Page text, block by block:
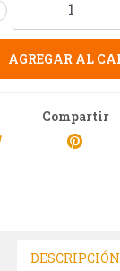
Compartir
DESCRIPCIÓN